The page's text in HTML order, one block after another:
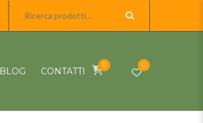
BLOG CONTATTI
0 0